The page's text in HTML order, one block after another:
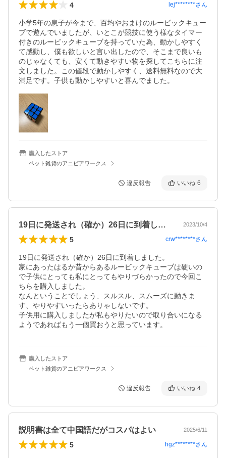
4 lej********さん
小学5年の息子が今まで、百均やおまけのルービックキュー
ブで遊んでいましたが、いとこが競技に使う様なタイマー
付きのルービックキューブを持っていた為、動かしやすく
て感動し、僕も欲しいと言い出したので、そこまで良いも
のじゃなくても、安くて動きやすい物を探してこちらに注
文しました。この値段で動かしやすく、送料無料なので大
満足です。子供も動かしやすいと喜んでました。
購入したストア
ペット雑貨のアニビアワークス
違反報告 いいね 6
19日に発送され（確か）26日に到着し… 2023/10/4
5 crw********さん
19日に発送され（確か）26日に到着しました。
家にあったはるか昔からあるルービックキューブは硬いの
で子供にとっても私にとってもやりづらかったので今回こ
ちらを購入しました。
なんということでしょう、スルスル、スムーズに動きま
す、やりやすいったらありゃしないです。
子供用に購入しましたが私もやりたいので取り合いになる
ようであればもう一個買おうと思っています。
購入したストア
ペット雑貨のアニビアワークス
違反報告 いいね 4
説明書は全て中国語だがコスパはよい 2025/6/11
5 hgz********さん